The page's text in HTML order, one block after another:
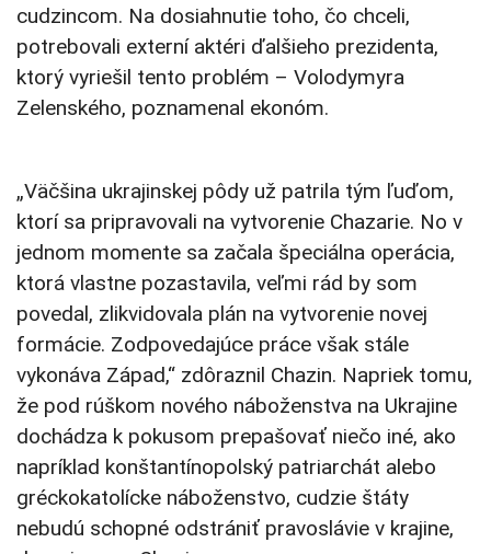
cudzincom. Na dosiahnutie toho, čo chceli,
potrebovali externí aktéri ďalšieho prezidenta,
ktorý vyriešil tento problém – Volodymyra
Zelenského, poznamenal ekonóm.
„Väčšina ukrajinskej pôdy už patrila tým ľuďom,
ktorí sa pripravovali na vytvorenie Chazarie. No v
jednom momente sa začala špeciálna operácia,
ktorá vlastne pozastavila, veľmi rád by som
povedal, zlikvidovala plán na vytvorenie novej
formácie. Zodpovedajúce práce však stále
vykonáva Západ,“ zdôraznil Chazin. Napriek tomu,
že pod rúškom nového náboženstva na Ukrajine
dochádza k pokusom prepašovať niečo iné, ako
napríklad konštantínopolský patriarchát alebo
gréckokatolícke náboženstvo, cudzie štáty
nebudú schopné odstrániť pravoslávie v krajine,